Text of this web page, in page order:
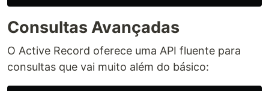
Consultas Avançadas
O Active Record oferece uma API fluente para
consultas que vai muito além do básico: